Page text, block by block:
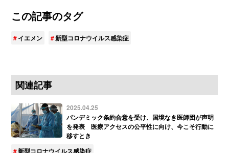
この記事のタグ
イエメン 新型コロナウイルス感染症
関連記事
2025.04.25
パンデミック条約合意を受け、国境なき医師団が声明
を発表 医療アクセスの公平性に向け、今こそ行動に
移すとき
新型コロナウイルス感染症